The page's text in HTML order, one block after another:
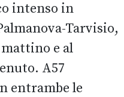
intenso in
Tarvisio,
e al
A57
entrambe le